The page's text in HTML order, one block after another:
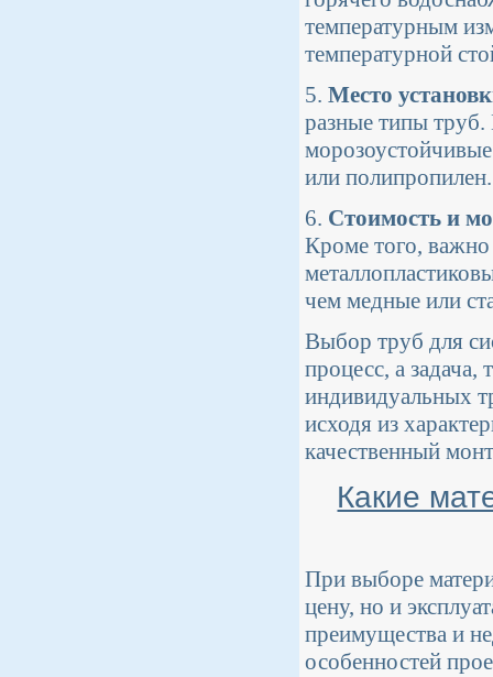
температурным
температурной
5. Место
разные типы
или полипропилен.
6. Стоимость и
Кроме того,
чем медные или
Выбор труб для
процесс, а
индивидуальных
исходя из
качественный
Какие
При выборе
цену, но и
преимущества и
особенностей